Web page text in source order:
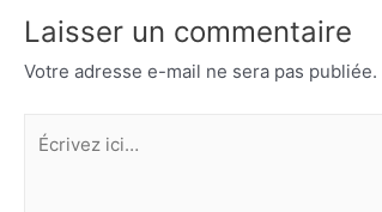
volume.
Laisser un commentaire
Votre adresse e-mail ne sera pas publiée.